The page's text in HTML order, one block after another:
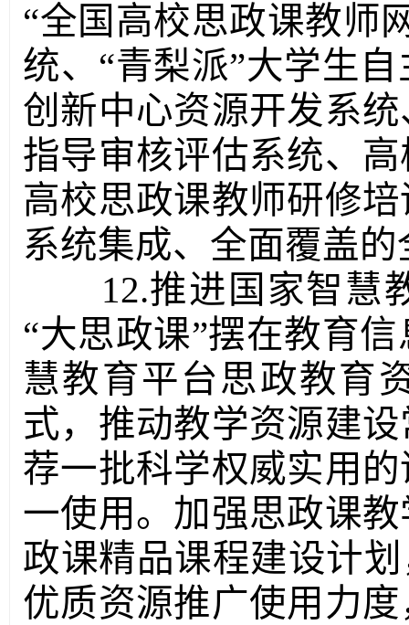
“全国高校思政课教师
统、“青梨派”大学生
创新中心资源开发系
指导审核评估系统、
高校思政课教师研修
系统集成、全面覆盖
12.推进国家智慧
“大思政课”摆在教育
慧教育平台思政教育
式，推动教学资源建
荐一批科学权威实用
一使用。加强思政课
政课精品课程建设计
优质资源推广使用力